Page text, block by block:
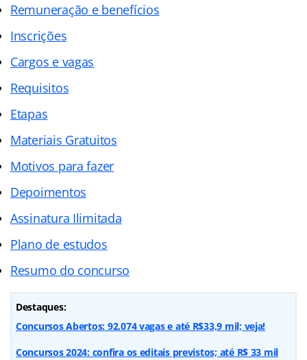
Remuneração e benefícios
Inscrições
Cargos e vagas
Requisitos
Etapas
Materiais Gratuitos
Motivos para fazer
Depoimentos
Assinatura Ilimitada
Plano de estudos
Resumo do concurso
Destaques:
Concursos Abertos: 92.074 vagas e até R$33,9 mil; veja!
Concursos 2024: confira os editais previstos; até R$ 33 mil